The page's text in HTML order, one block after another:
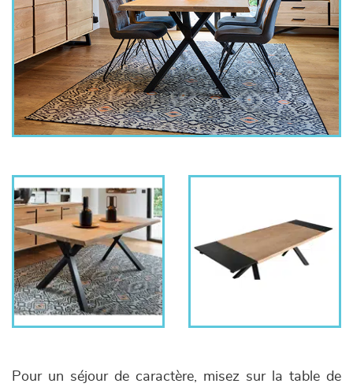
Pour un séjour de caractère, misez sur la table de